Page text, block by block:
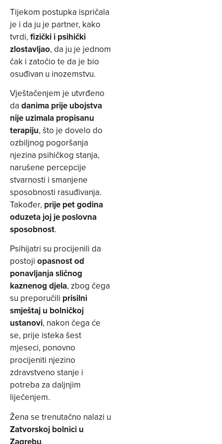
Tijekom postupka ispričala
je i da ju je partner, kako
tvrdi, fizički i psihički
zlostavljao, da ju je jednom
čak i zatočio te da je bio
osuđivan u inozemstvu.
Vještačenjem je utvrđeno
da danima prije ubojstva
nije uzimala propisanu
terapiju, što je dovelo do
ozbiljnog pogoršanja
njezina psihičkog stanja,
narušene percepcije
stvarnosti i smanjene
sposobnosti rasuđivanja.
Također, prije pet godina
oduzeta joj je poslovna
sposobnost.
Psihijatri su procijenili da
postoji opasnost od
ponavljanja sličnog
kaznenog djela, zbog čega
su preporučili prisilni
smještaj u bolničkoj
ustanovi, nakon čega će
se, prije isteka šest
mjeseci, ponovno
procijeniti njezino
zdravstveno stanje i
potreba za daljnjim
liječenjem.
Žena se trenutačno nalazi u
Zatvorskoj bolnici u
Zagrebu.